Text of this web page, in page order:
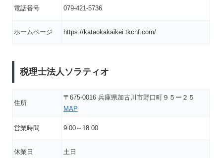
電話番号 079-421-5736
ホームページ https://kataokakaikei.tkcnf.com/
税理士法人ソラティオ
住所
〒675-0016 兵庫県加古川市野口町９５ー２５
MAP
営業時間 9:00～18:00
休業日 土日